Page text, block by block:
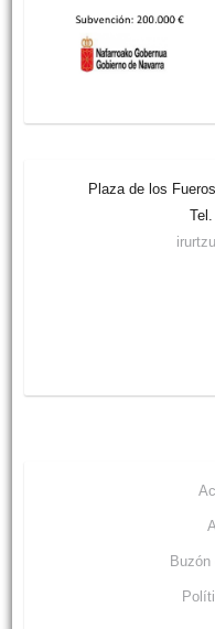
Plaza de los
Tel.
Buzón